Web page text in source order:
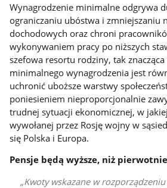
Wynagrodzenie minimalne odgrywa
ograniczaniu ubóstwa i zmniejszaniu
dochodowych oraz chroni
wykonywaniem pracy po niższych
szefowa resortu rodziny, tak
minimalnego wynagrodzenia jest
uchronić uboższe warstwy
poniesieniem nieproporcjonalnie
trudnej sytuacji ekonomicznej, w
wywołanej przez Rosję wojny w
się Polska i Europa.
Pensje będą wyższe, niż
Kwoty wskazane w